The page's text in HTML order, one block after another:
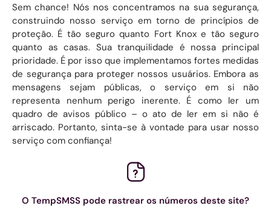
Sem chance! Nós nos concentramos na sua segurança,
construindo nosso serviço em torno de princípios de
proteção. É tão seguro quanto Fort Knox e tão seguro
quanto as casas. Sua tranquilidade é nossa principal
prioridade. É por isso que implementamos fortes medidas
de segurança para proteger nossos usuários. Embora as
mensagens sejam públicas, o serviço em si não
representa nenhum perigo inerente. É como ler um
quadro de avisos público – o ato de ler em si não é
arriscado. Portanto, sinta-se à vontade para usar nosso
serviço com confiança!
O TempSMSS pode rastrear os números deste site?